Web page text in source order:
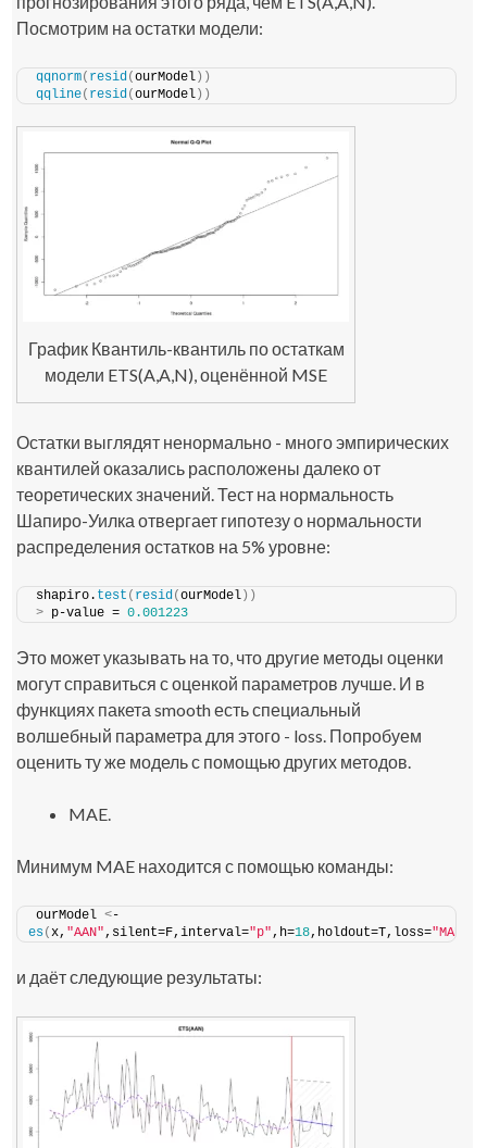
Посмотрим на остатки модели:
qqnorm( resid(ourModel ))
qqline( resid(ourModel ))
График Квантиль-квантиль по остаткам
модели ETS(A,A,N), оценённой MSE
Остатки выглядят ненормально - много эмпирических
квантилей оказались расположены далеко от
теоретических значений. Тест на нормальность
Шапиро-Уилка отвергает гипотезу о нормальности
распределения остатков на 5% уровне:
shapiro. test ( resid (ourModel))
> p-value = 0.001223
Это может указывать на то, что другие методы оценки
могут справиться с оценкой параметров лучше. И в
функциях пакетаsmoothесть специальный
волшебный параметра для этого - loss . Попробуем
оценить ту же модель с помощью других методов.
MAE.
Минимум MAE находится с помощью команды:
ourModel <
es(x, "AAN" ,silent=F,interval="p" ,h=18,holdout=T,loss="MAE"
и даёт следующие результаты: